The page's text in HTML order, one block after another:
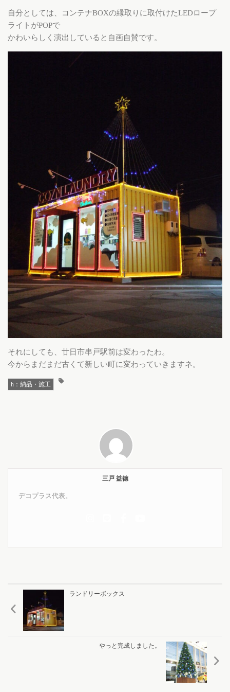
自分としては、コンテナBOXの縁取りに取付けたLEDロープ
ライトがPOPで
かわいらしく演出していると自画自賛です。
それにしても、廿日市串戸駅前は変わったわ。
今からまだまだ古くて新しい町に変わっていきますネ。
h：納品・施工
三戸 益徳
デコプラス代表。
ランドリーボックス
やっと完成しました。